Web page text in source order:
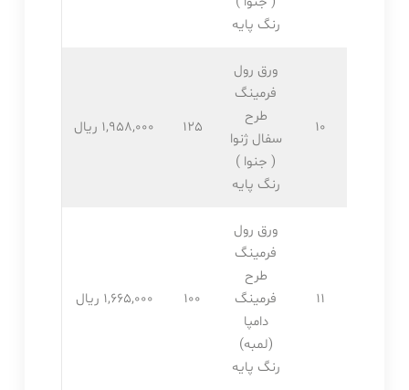
رنگ پایه
10
ورق رول
فرمینگ
طرح
سفال ژنوا
( جنوا )
رنگ پایه
125 1,958,۰۰۰ ریال
11
ورق رول
فرمینگ
طرح
فرمینگ
دامپا
(لمبه)
رنگ پایه
100 1,665,۰۰۰ ریال